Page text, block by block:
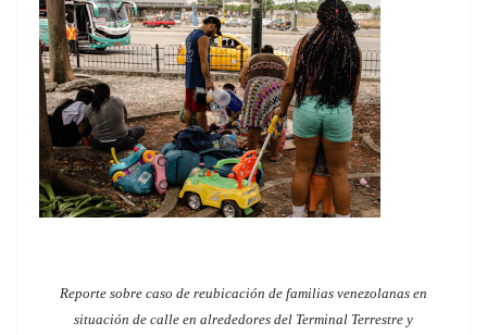
Reporte sobre caso de reubicación de familias venezolanas en
situación de calle en alrededores del Terminal Terrestre y